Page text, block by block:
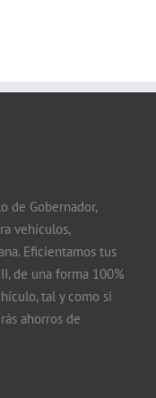
de Gobernador,
vehículos,
Eficientamos tus
de una forma 100%
tal y como si
ahorros de